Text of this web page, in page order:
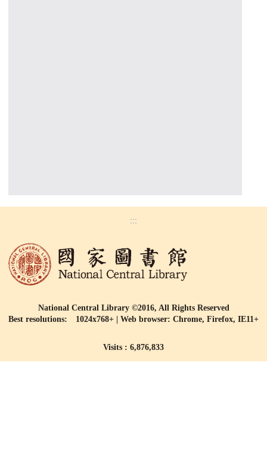
:::
National Central Library ©2016, All Rights Reserved
Best resolutions: 1024x768+ | Web browser: Chrome, Firefox, IE11+
Visits : 6,876,833